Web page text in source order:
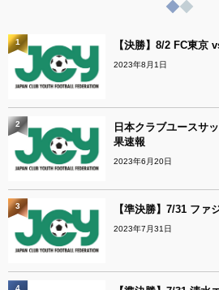
【決勝】8/2 FC東京
2023年8月1日
1
日本クラブユースサ
果速報
2023年6月20日
2
【準決勝】7/31 ファ
2023年7月31日
3